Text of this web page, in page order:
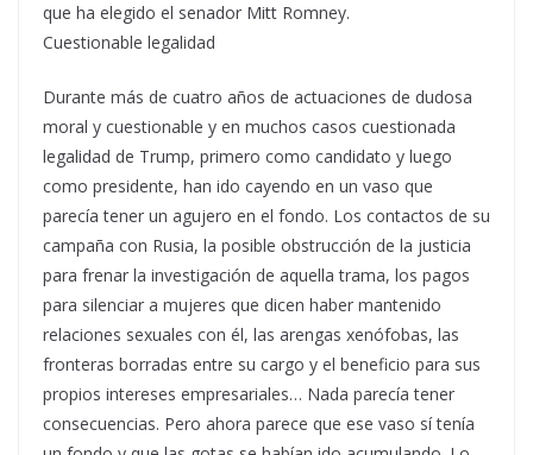
que ha elegido el senador Mitt Romney.
Cuestionable legalidad
Durante más de cuatro años de actuaciones de dudosa
moral y cuestionable y en muchos casos cuestionada
legalidad de Trump, primero como candidato y luego
como presidente, han ido cayendo en un vaso que
parecía tener un agujero en el fondo. Los contactos de su
campaña con Rusia, la posible obstrucción de la justicia
para frenar la investigación de aquella trama, los pagos
para silenciar a mujeres que dicen haber mantenido
relaciones sexuales con él, las arengas xenófobas, las
fronteras borradas entre su cargo y el beneficio para sus
propios intereses empresariales… Nada parecía tener
consecuencias. Pero ahora parece que ese vaso sí tenía